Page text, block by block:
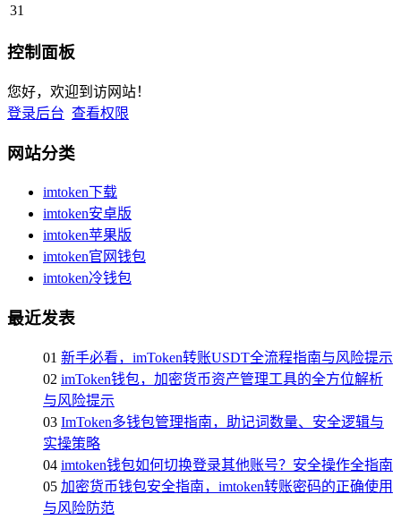
31
控制面板
您好，欢迎到访网站！
登录后台 查看权限
网站分类
imtoken下载
imtoken安卓版
imtoken苹果版
imtoken官网钱包
imtoken冷钱包
最近发表
01 新手必看，imToken转账USDT全流程指南与风险提示
02 imToken钱包，加密货币资产管理工具的全方位解析
与风险提示
03 ImToken多钱包管理指南，助记词数量、安全逻辑与
实操策略
04 imtoken钱包如何切换登录其他账号？安全操作全指南
05 加密货币钱包安全指南，imtoken转账密码的正确使用
与风险防范